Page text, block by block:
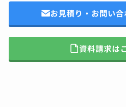
お見積り・お問い
資料請求は